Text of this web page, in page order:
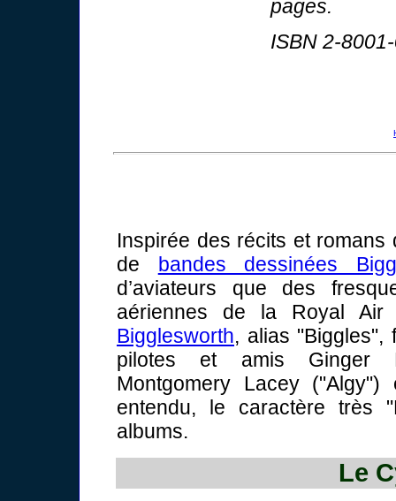
pages.
ISBN 2-
Inspirée des récits et
de bandes dessinées
d’aviateurs que des
aériennes de la Royal
Bigglesworth, alias "Biggles",
pilotes et amis Ginger
Montgomery Lacey
entendu, le caractère très
albums.
Le